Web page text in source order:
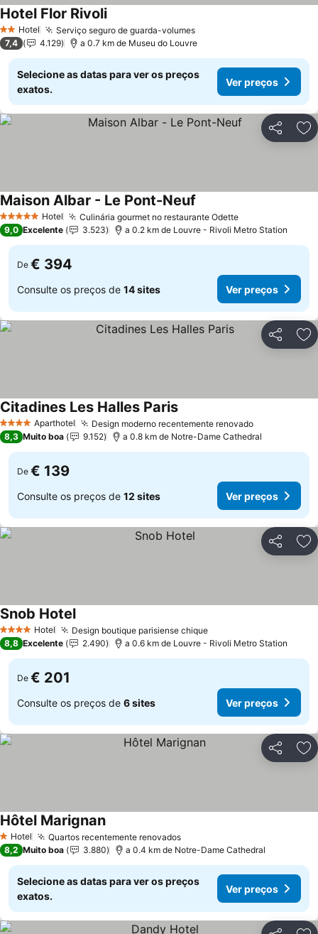
2 Estrelas
Hotel Serviço seguro de guarda-volumes
Hotel Flor Rivoli
7,4 4.129 a 0.7 km de Museu do Louvre
Selecione as datas para ver os preços
exatos.
Ver preços
Partilhar
5 Estrelas Hotel Culinária gourmet no restaurante Odette
Maison Albar - Le Pont-Neuf
9,0 Excelente 3.523 a 0.2 km de Louvre - Rivoli Metro Station
De € 394
Consulte os preços de 14 sites Ver preços
Partilhar
4 EstrelasAparthotel Design moderno recentemente renovado
Citadines Les Halles Paris
8,3 Muito boa 9.152 a 0.8 km de Notre-Dame Cathedral
De € 139
Consulte os preços de 12 sites Ver preços
Partilhar
4 EstrelasHotel Design boutique parisiense chique
Snob Hotel
8,8 Excelente 2.490 a 0.6 km de Louvre - Rivoli Metro Station
De € 201
Consulte os preços de 6 sites Ver preços
Partilhar
1 Estrelas
Hotel Quartos recentemente renovados
Hôtel Marignan
8,2 Muito boa 3.880 a 0.4 km de Notre-Dame Cathedral
Selecione as datas para ver os preços
exatos.
Ver preços